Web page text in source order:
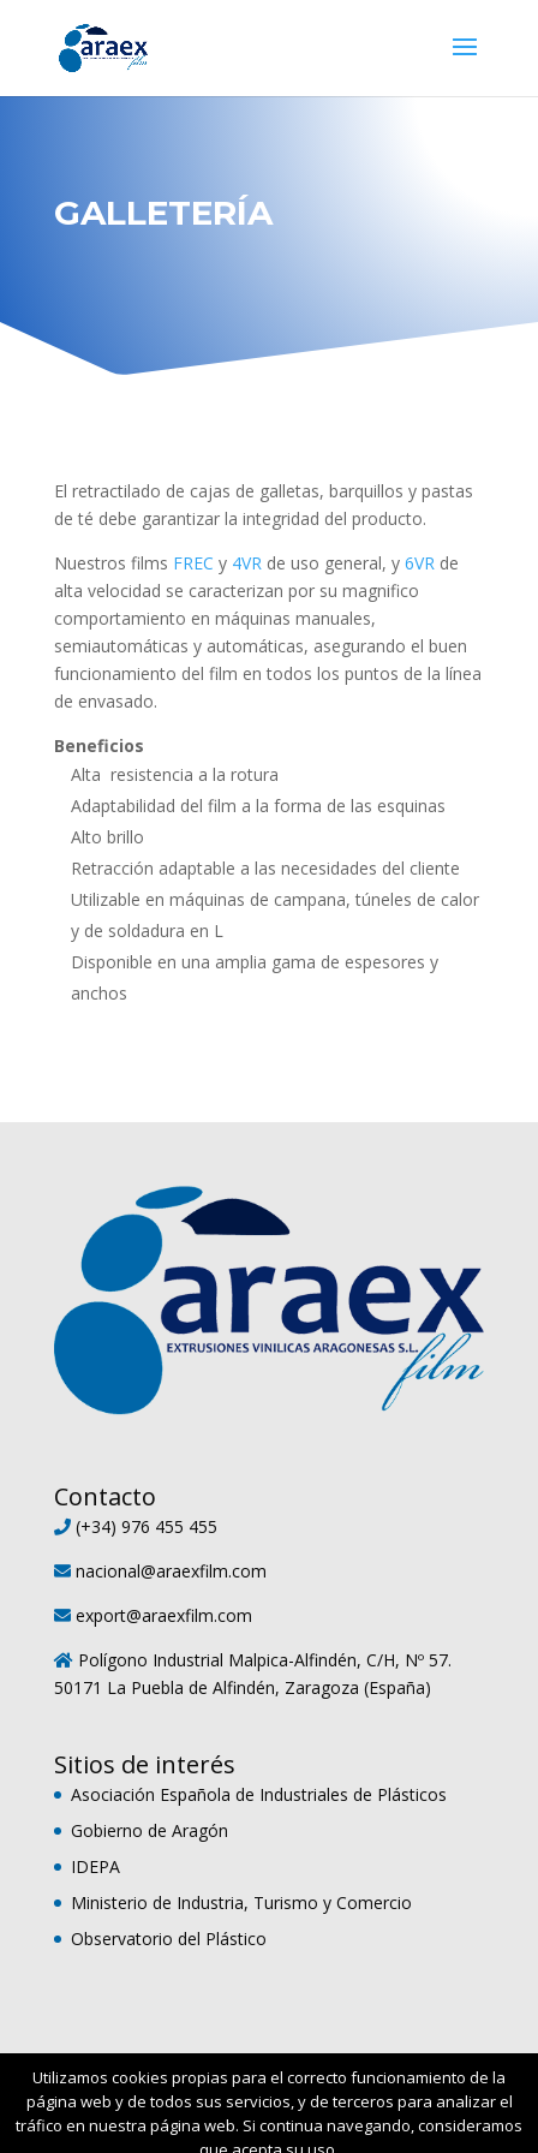
GALLETERÍA
El retractilado de cajas de galletas, barquillos y pastas
de té debe garantizar la integridad del producto.
Nuestros films FREC y 4VRde uso general, y 6VRde
alta velocidad se caracterizan por su magnifico
comportamiento en máquinas manuales,
semiautomáticas y automáticas, asegurando el buen
funcionamiento del film en todos los puntos de la línea
de envasado.
Beneficios
Alta resistencia a la rotura
Adaptabilidad del film a la forma de las esquinas
Alto brillo
Retracción adaptable a las necesidades del cliente
Utilizable en máquinas de campana, túneles de calor
y de soldadura en L
Disponible en una amplia gama de espesores y
anchos
Contacto
(+34) 976 455 455
nacional@araexfilm.com
export@araexfilm.com
Polígono Industrial Malpica-Alfindén, C/H, Nº 57.
50171 La Puebla de Alfindén, Zaragoza (España)
Sitios de interés
Asociación Española de Industriales de Plásticos
Gobierno de Aragón
IDEPA
Ministerio de Industria, Turismo y Comercio
Observatorio del Plástico
© 2023 Extrusiones Vinílicas Aragonesas S.L. |Aviso
Utilizamos cookies propias para el correcto funcionamiento de la
página web y de todos sus servicios, y de terceros para analizar el
tráfico en nuestra página web. Si continua navegando, consideramos